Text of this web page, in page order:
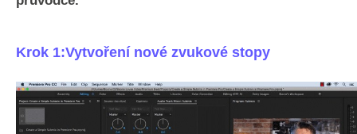
Krok 1:Vytvoření nové zvukové stopy